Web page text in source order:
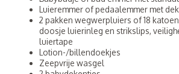
Luieremmer of pedaalemmer met
2 pakken wegwerpluiers of 18
doosje luierinleg en strikslips,
luiertape
Lotion-/billendoekjes
Zeepvrije wasgel